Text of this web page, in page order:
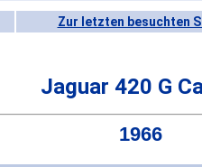
Zur letzten besuchten
Jaguar 420 G
1966